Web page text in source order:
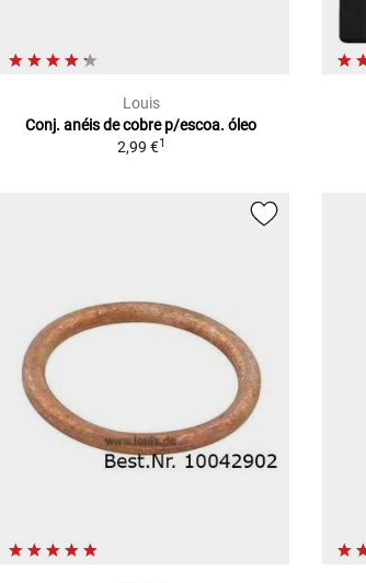
Louis
Conj. anéis de cobre p/escoa. óleo
2,99 €1